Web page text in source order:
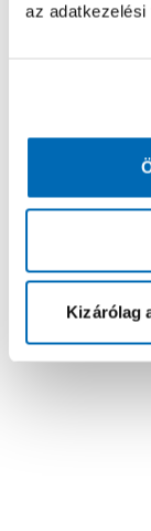
az adatkezelési
Kizárólag